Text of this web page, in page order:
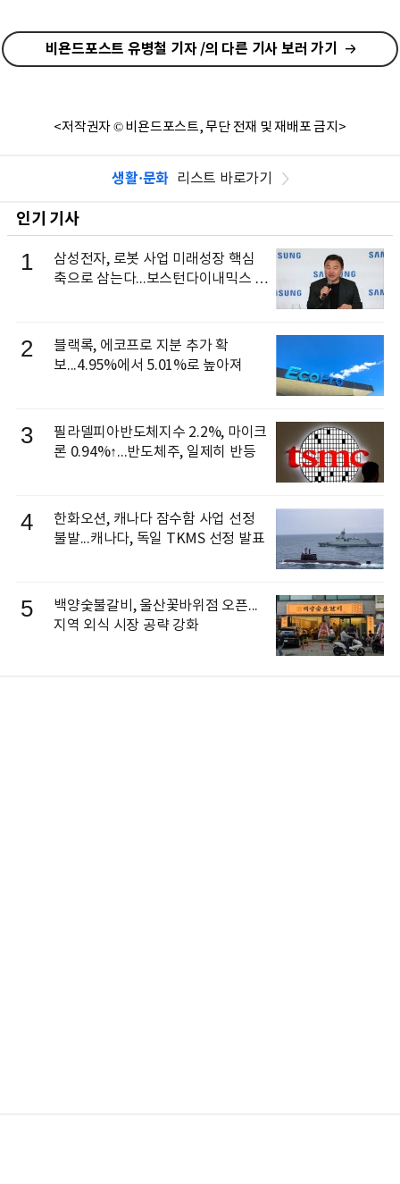
비욘드포스트 유병철 기자 /의 다른 기사 보러 가기
<저작권자 © 비욘드포스트, 무단 전재 및 재배포 금지>
생활·문화 리스트 바로가기
인기 기사
1
삼성전자, 로봇 사업 미래성장 핵심
축으로 삼는다...보스턴다이내믹스 출
2
블랙록, 에코프로 지분 추가 확
보...4.95%에서 5.01%로 높아져
3
필라델피아반도체지수 2.2%, 마이크
론 0.94%↑...반도체주, 일제히 반등
4
한화오션, 캐나다 잠수함 사업 선정
불발...캐나다, 독일 TKMS 선정 발표
5
백양숯불갈비, 울산꽃바위점 오픈...
지역 외식 시장 공략 강화